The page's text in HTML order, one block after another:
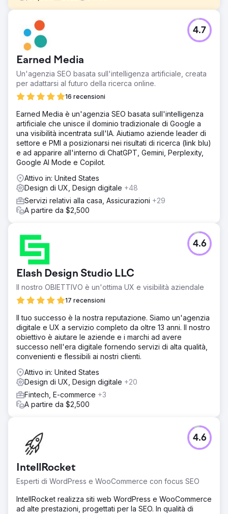
Sfida
Adobe si è rivolta a noi con una specifica esigenza di
marketing digitale, richiedendo lo sviluppo di una
strategia completa volta a rafforzare la loro presenza
online, coinvolgere il loro pubblico di riferimento,
migliorare le prestazioni delle parole chiave e aumentare
le conversioni su più piattaforme digitali.
Soluzione
loro settore, il nostro team ha intrapreso un approccio
multiforme che ha integrato miglioramenti SEO, content
marketing personalizzato, campagne mirate sui social
media e strategie PPC basate sui dati. Ottimizzando ogni
aspetto dell'impronta digitale di Adobe, abbiamo mirato a
creare un ecosistema online coeso e dinamico che non
solo avrebbe attratto più traffico, ma avrebbe anche
convertito tale traffico in clienti fedeli e aumentato il ROI
complessivo.
Risultato
aumentato da 13,7 milioni a 29,7 milioni (%) Un aumento
sostanziale del valore del traffico organico da $ 68,9
milioni a $ 97,1 milioni (%) I domini di riferimento sono
aumentati da 1,8 milioni a 1,9 milioni (%)
Vai alla pagina agenzia
Earned Media
Un'agenzia SEO basata sull'intelligenza artificiale, creata
per adattarsi al futuro della ricerca online.
16 recensioni
4.7
Earned Media è un'agenzia SEO basata sull'intelligenza
artificiale che unisce il dominio tradizionale di Google a
una visibilità incentrata sull'IA. Aiutiamo aziende leader di
settore e PMI a posizionarsi nei risultati di ricerca (link blu)
e ad apparire all'interno di ChatGPT, Gemini, Perplexity,
Google AI Mode e Copilot.
Attivo in: United States
Design di UX, Design digitale +48
Servizi relativi alla casa, Assicurazioni +29
A partire da $2,500
Elash Design Studio LLC
Il nostro OBIETTIVO è un'ottima UX e visibilità aziendale
17 recensioni
4.6
Il tuo successo è la nostra reputazione. Siamo un'agenzia
digitale e UX a servizio completo da oltre 13 anni. Il nostro
obiettivo è aiutare le aziende e i marchi ad avere
successo nell'era digitale fornendo servizi di alta qualità,
convenienti e flessibili ai nostri clienti.
Attivo in: United States
Design di UX, Design digitale +20
Fintech, E-commerce +3
A partire da $2,500
IntellRocket
Esperti di WordPress e WooCommerce con focus SEO
4.6
IntellRocket realizza siti web WordPress e WooCommerce
ad alte prestazioni, progettati per la SEO. In qualità di